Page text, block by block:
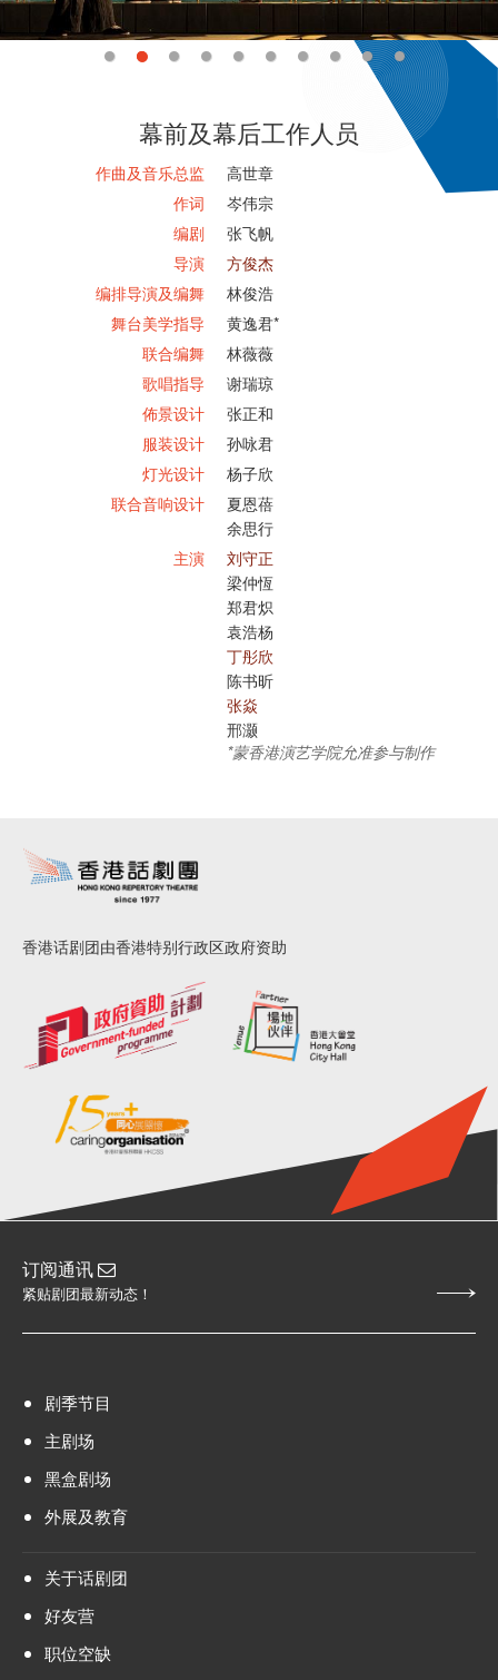
幕前及幕后工作人员
作曲及音乐总监
高世章
作词
岑伟宗
编剧
张飞帆
导演
方俊杰
编排导演及编舞
林俊浩
舞台美学指导
黄逸君*
联合编舞
林薇薇
歌唱指导
谢瑞琼
佈景设计
张正和
服装设计
孙咏君
灯光设计
杨子欣
联合音响设计
夏恩蓓
余思行
主演
刘守正
梁仲恆
郑君炽
袁浩杨
丁彤欣
陈书昕
张焱
邢灏
*蒙香港演艺学院允准参与制作
香港话剧团由香港特别行政区政府资助
订阅通讯
紧贴剧团最新动态！
剧季节目
主剧场
黑盒剧场
外展及教育
关于话剧团
好友营
职位空缺